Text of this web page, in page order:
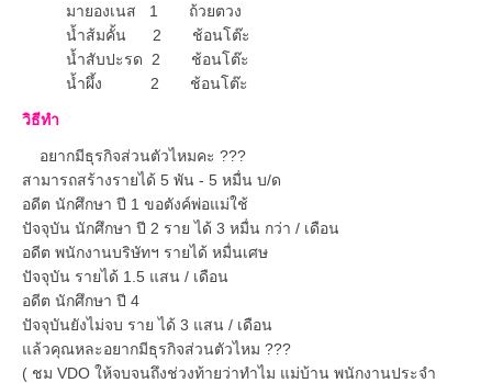
มายองเนส 1 ถ้วยตวง
น้ำส้มคั้น 2 ช้อนโต๊ะ
น้ำสับปะรด 2 ช้อนโต๊ะ
น้ำผึ้ง 2 ช้อนโต๊ะ
วิธีทำ
อยากมีธุรกิจส่วนตัวไหมคะ ???
สามารถสร้างรายได้ 5 พัน - 5 หมื่น บ/ด
อดีต นักศึกษา ปี 1 ขอตังค์พ่อแม่ใช้
ปัจจุบัน นักศึกษา ปี 2 ราย ได้ 3 หมื่น กว่า / เดือน
อดีต พนักงานบริษัทฯ รายได้ หมื่นเศษ
ปัจจุบัน รายได้ 1.5 แสน / เดือน
อดีต นักศึกษา ปี 4
ปัจจุบันยังไม่จบ ราย ได้ 3 แสน / เดือน
แล้วคุณหละอยากมีธุรกิจส่วนตัวไหม ???
( ชม VDO ให้จบจนถึงช่วงท้ายว่าทำไม แม่บ้าน พนักงานประจำ